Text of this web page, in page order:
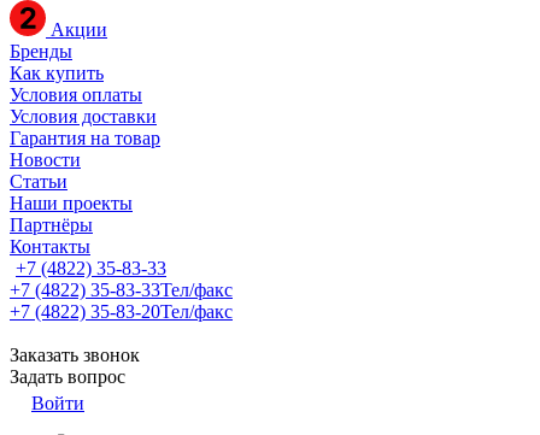
Акции
Бренды
Как купить
Условия оплаты
Условия доставки
Гарантия на товар
Новости
Статьи
Наши проекты
Партнёры
Контакты
+7 (4822) 35-83-33
+7 (4822) 35-83-33Тел/факс
+7 (4822) 35-83-20Тел/факс
Заказать звонок
Задать вопрос
Войти